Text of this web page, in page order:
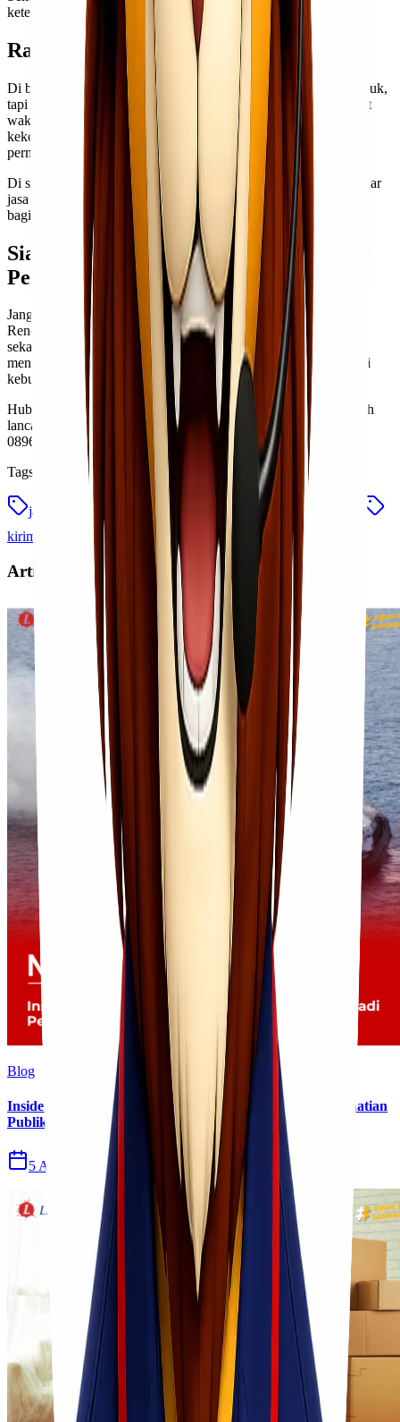
keterlambatan.
Ramadan Adalah Momen Kepercayaan
Di bulan penuh berkah ini, pelanggan tidak hanya membeli produk,
tapi juga membeli pengalaman. Mereka ingin parcel sampai tepat
waktu untuk keluarga. Mereka ingin stok toko aman tanpa
kekosongan. Mereka ingin bisnis tetap berjalan lancar meski
permintaan meningkat.
Di sinilah kami hadir sebagai partner logistik kamu, bukan sekadar
jasa kirim. Kami percaya, pengiriman yang tepat waktu adalah
bagian dari pelayanan terbaik untuk pelangganmu.
Siap Kirim Kebutuhan Ramadan 2026?
Percayakan pada Lionel Express
Jangan tunggu sampai volume membludak dan jadwal penuh.
Rencanakan
pengiriman kebutuhan Ramadan 2026
kamu dari
sekarang bersama Lionel Express. Tim kami siap membantu
menyusun strategi distribusi yang aman, cepat, dan efisien sesuai
kebutuhan bisnismu.
Hubungi kami hari ini dan pastikan Ramadan 2026 berjalan lebih
lancar tanpa drama pengiriman. Konsultasi sekarang di
089607804704!
Tags
jasa kirim barang saat ramadan
jasa pengiriman ramadan
kirim kebutuhan ramadan
lionel express
Artikel Terkait
Blog
Insiden Kebakaran KM Mutiara Sentosa II Menjadi Perhatian
Publik
5 Agu 2026